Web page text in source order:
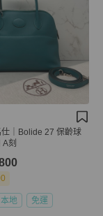
｜Bolide 27 保齡球
刻
本地 免運